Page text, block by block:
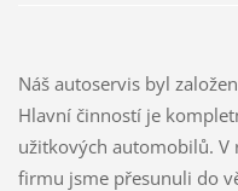
Náš autoservis byl
Hlavní činností je
užitkových automobilů. V
firmu jsme přesunuli do